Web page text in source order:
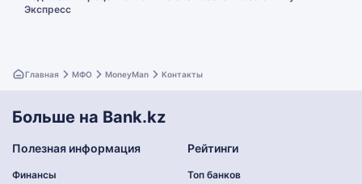
Экспресс
Главная МФО MoneyMan Контакты
Больше на Bank.kz
Полезная информация
Финансы
Рейтинги
Топ банков